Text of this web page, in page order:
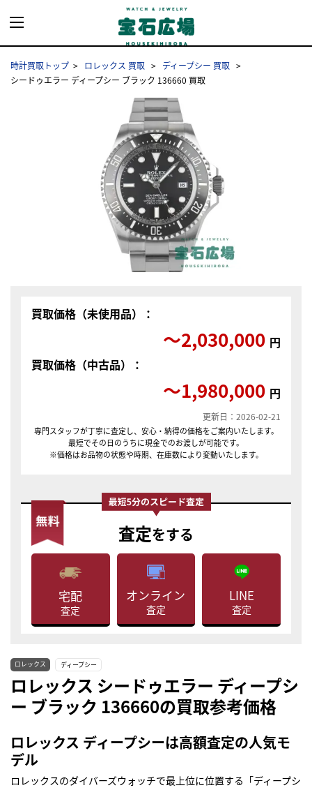
時計買取トップ ロレックス 買取
ディープシー 買取
シードゥエラー ディープシー ブラック 136660 買取
買取価格（未使用品）：
〜2,030,000 円
買取価格（中古品）：
〜1,980,000 円
更新日：2026-02-21
専門スタッフが丁寧に査定し、安心・納得の価格をご案内いたします。
最短でその日のうちに現金でのお渡しが可能です。
※価格はお品物の状態や時期、在庫数により変動いたします。
査定をする
宅配
査定
オンライン
査定
LINE
査定
ロレックス ディープシー
ロレックス シードゥエラー ディープシ
ー ブラック 136660の買取参考価格
ロレックス ディープシーは高額査定の人気モ
デル
ロレックスのダイバーズウォッチで最上位に位置する「ディープシ